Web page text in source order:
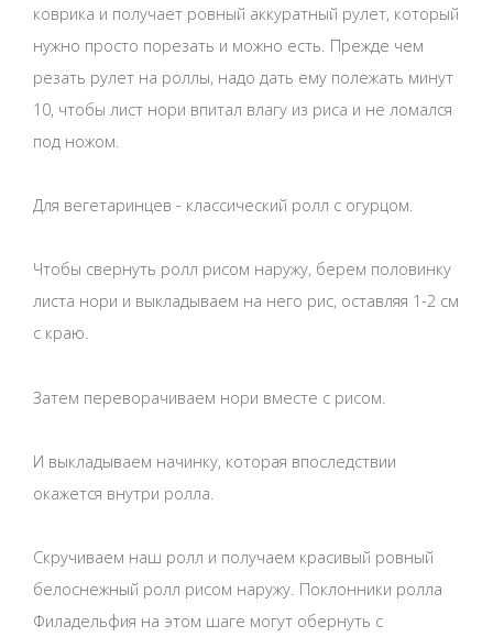
коврика и получает ровный аккуратный рулет, который
нужно просто порезать и можно есть. Прежде чем
резать рулет на роллы, надо дать ему полежать минут
10, чтобы лист нори впитал влагу из риса и не ломался
под ножом.
Для вегетаринцев - классический ролл с огурцом.
Чтобы свернуть ролл рисом наружу, берем половинку
листа нори и выкладываем на него рис, оставляя 1-2 см
с краю.
Затем переворачиваем нори вместе с рисом.
И выкладываем начинку, которая впоследствии
окажется внутри ролла.
Скручиваем наш ролл и получаем красивый ровный
белоснежный ролл рисом наружу. Поклонники ролла
Филадельфия на этом шаге могут обернуть с